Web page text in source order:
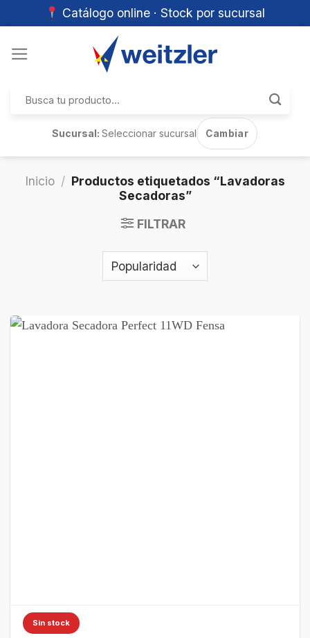
Catálogo online · Stock por sucursal
por:
Sucursal:Seleccionar sucursal Cambiar
Inicio / Productos etiquetados “Lavadoras
Secadoras”
FILTRAR
Sin stock